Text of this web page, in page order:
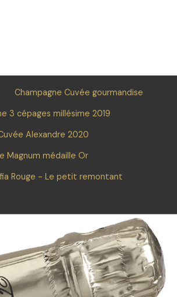
Champagne Cuvée gourmandise
3 cépages millésime 2019
Alexandre 2020
Magnum médaille Or
Rouge - Le petit remontant